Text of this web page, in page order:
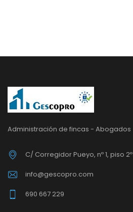
Administración de fincas - Abogados
C/ Corregidor Pueyo, nº 1, piso 2º
info@gescopro.com
690 667 229